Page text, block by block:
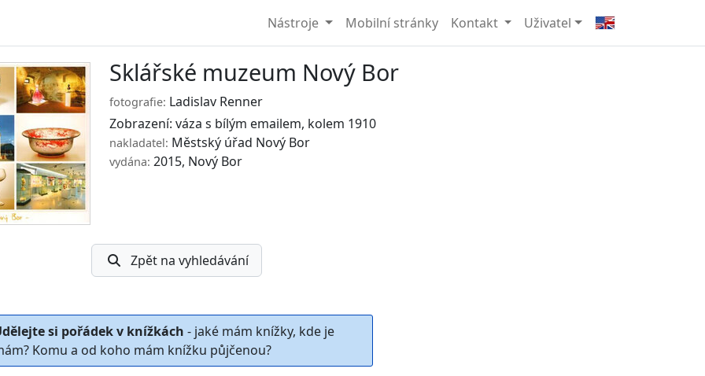
Nástroje Mobilní stránky Kontakt Uživatel
Sklářské muzeum Nový Bor
fotografie: Ladislav Renner
Zobrazení: váza s bílým emailem, kolem 1910
nakladatel: Městský úřad Nový Bor
vydána: 2015, Nový Bor
Zpět na vyhledávání
si pořádek v knížkách - jaké mám knížky, kde je
Komu a od koho mám knížku půjčenou?